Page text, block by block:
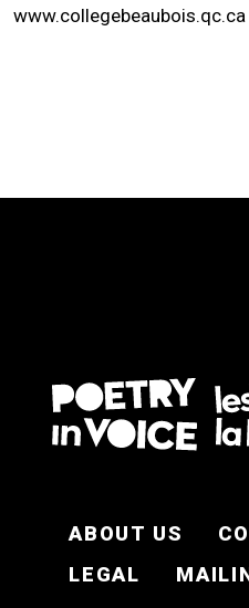
www.collegebeaubois.qc.ca
ABOUT US
LEGAL